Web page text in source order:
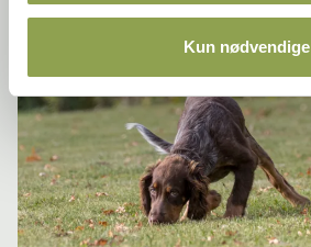
Kun nødvendige
Relaterede artikler